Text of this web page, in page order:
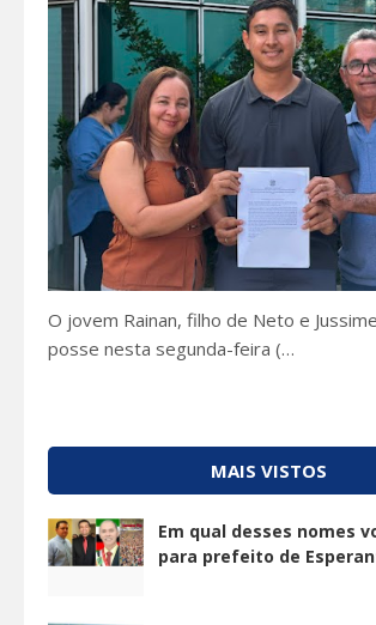
O jovem Rainan, filho de Neto e
posse nesta segunda-feira (…
MAIS VISTOS
Em qual desses nomes
para prefeito de